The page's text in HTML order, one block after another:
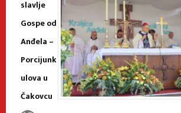
slavlje
Gospe od
Anđela –
Porcijunk
ulova u
Čakovcu